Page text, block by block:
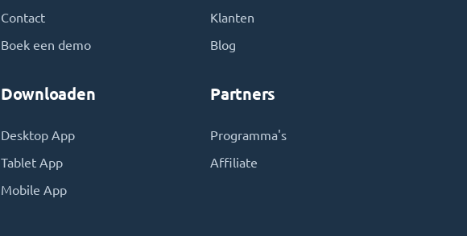
Contact
Boek een demo
Downloaden
Desktop App
Tablet App
Mobile App
Klanten
Blog
Partners
Programma's
Affiliate